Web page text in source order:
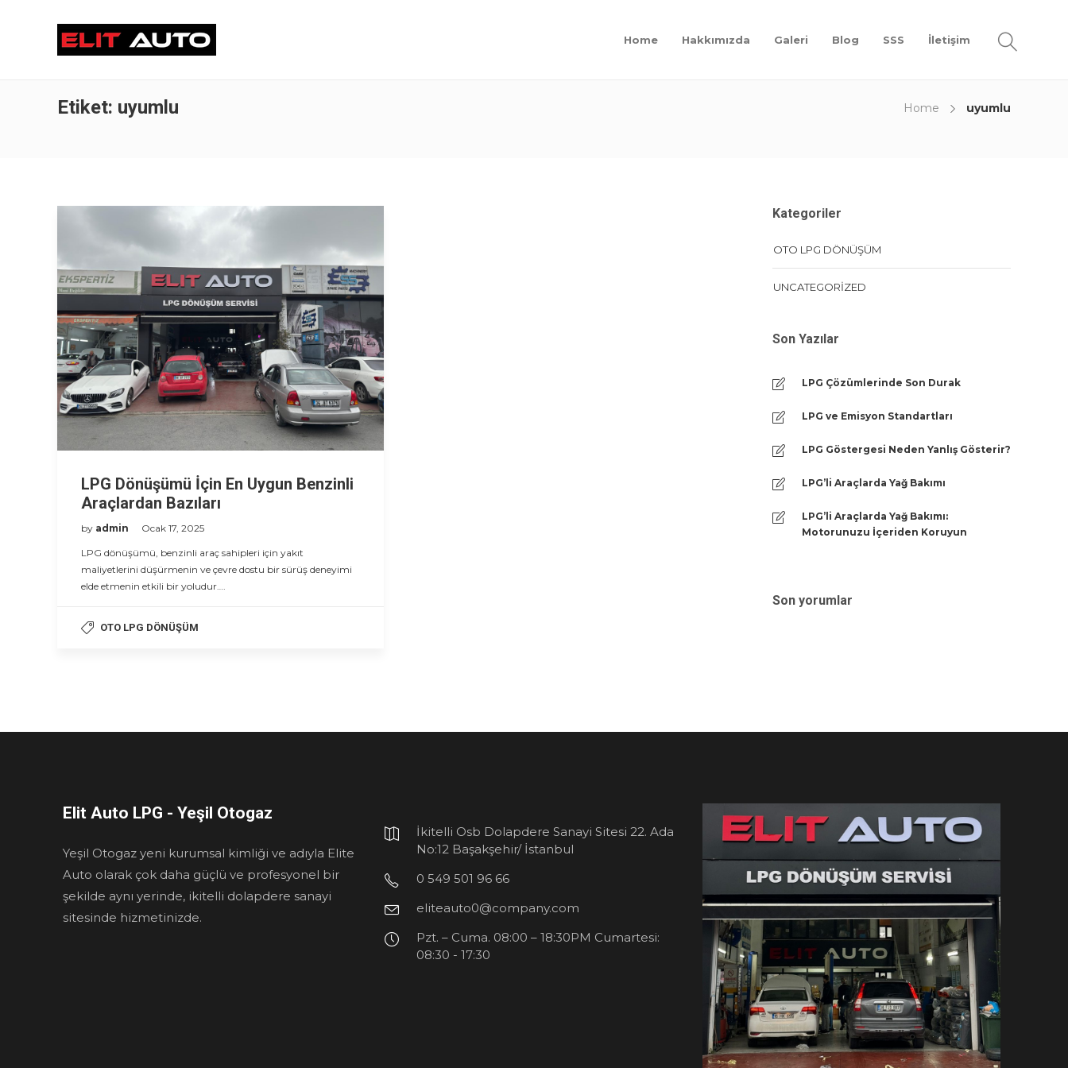
Home Hakkımızda Galeri Blog SSS İletişim
Etiket: uyumlu Home uyumlu
LPG Dönüşümü İçin En Uygun Benzinli
Araçlardan Bazıları
by admin Ocak 17, 2025
LPG dönüşümü, benzinli araç sahipleri için yakıt
maliyetlerini düşürmenin ve çevre dostu bir sürüş deneyimi
elde etmenin etkili bir yoludur….
OTO LPG DÖNÜŞÜM
Kategoriler
OTO LPG DÖNÜŞÜM
UNCATEGORIZED
Son Yazılar
LPG Çözümlerinde Son Durak
LPG ve Emisyon Standartları
LPG Göstergesi Neden Yanlış Gösterir?
LPG’li Araçlarda Yağ Bakımı
LPG’li Araçlarda Yağ Bakımı:
Motorunuzu İçeriden Koruyun
Son yorumlar
Elit Auto LPG - Yeşil Otogaz
Yeşil Otogaz yeni kurumsal kimliği ve adıyla Elite
Auto olarak çok daha güçlü ve profesyonel bir
şekilde aynı yerinde, ikitelli dolapdere sanayi
sitesinde hizmetinizde.
İkitelli Osb Dolapdere Sanayi Sitesi 22. Ada
No:12 Başakşehir/ İstanbul
0 549 501 96 66
eliteauto0@company.com
Pzt. – Cuma. 08:00 – 18:30PM Cumartesi:
08:30 - 17:30